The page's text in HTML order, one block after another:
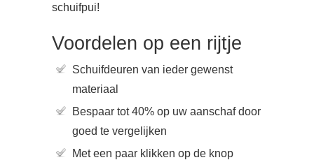
schuifpui!
Voordelen op een rijtje
Schuifdeuren van ieder gewenst
materiaal
Bespaar tot 40% op uw aanschaf door
goed te vergelijken
Met een paar klikken op de knop